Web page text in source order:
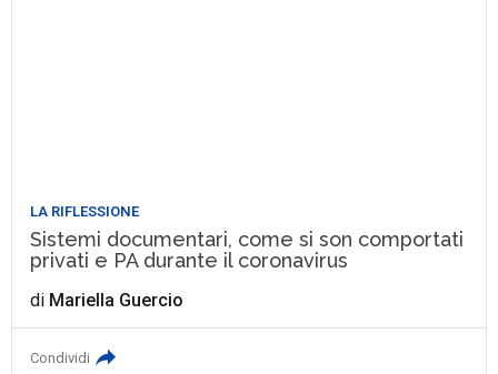
LA RIFLESSIONE
Sistemi documentari, come si son comportati
privati e PA durante il coronavirus
di Mariella Guercio
Condividi